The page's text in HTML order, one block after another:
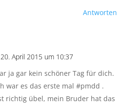
Antworten
April 2015 um 10:37
ja gar kein schöner Tag für dich.
war es das erste mal #pmdd .
richtig übel, mein Bruder hat das